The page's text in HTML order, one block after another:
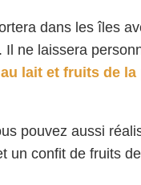
dans les îles
ne laissera
lait et fruits de la
pouvez aussi
un confit de fruits